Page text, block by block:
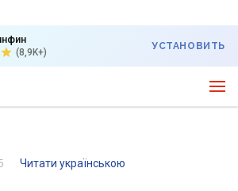
(8,9K+)
УСТАНОВИТЬ
Читати українською